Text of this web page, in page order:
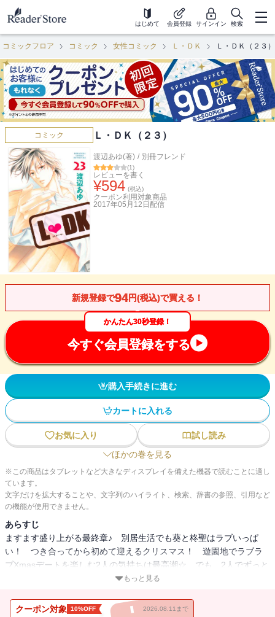
はじめて 会員登録 サインイン 検索
コミックフロア コミック 女性コミック Ｌ・ＤＫ Ｌ・ＤＫ（２３）
コミック Ｌ・ＤＫ（２３）
渡辺あゆ(著) / 別冊フレンド
(1)
レビューを書く
¥594 (税込)
クーポン利用対象商品
2017年05月12日 配信
新規登録で94円(税込)で買える！
かんたん30秒登録！
今すぐ会員登録をする
購入手続きに進む
カートに入れる
お気に入り
試し読み
ほかの巻を見る
※この商品はタブレットなど大きなディスプレイを備えた機器で読むことに適し
ています。
文字だけを拡大することや、文字列のハイライト、検索、辞書の参照、引用など
の機能が使用できません。
あらすじ
ますます盛り上がる最終章♪ 別居生活でも葵と柊聖はラブいっぱ
い！ つき合ってから初めて迎えるクリスマス！ 遊園地でラブラ
ブXmasデートを楽しむ2人の気持ちは最高潮☆ でも、2人でずっと
一緒にいるために、柊聖はある決断をして…?? 大人気、ひとつ屋
もっと見る
クーポン対象 10%OFF 2026.08.11まで